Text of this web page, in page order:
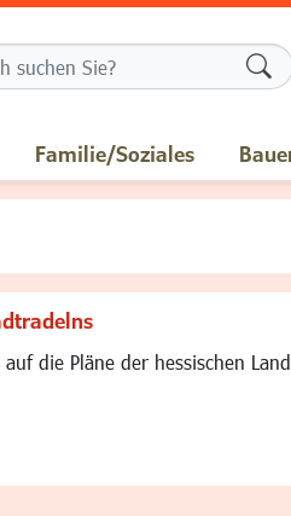
Familie/Soziales
die Pläne der hessischen